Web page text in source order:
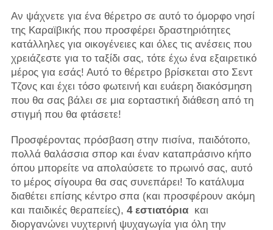
Αν ψάχνετε για ένα θέρετρο σε αυτό το όμορφο νησί
της Καραϊβικής που προσφέρει δραστηριότητες
κατάλληλες για οικογένειες και όλες τις ανέσεις που
χρειάζεστε για το ταξίδι σας, τότε έχω ένα εξαιρετικό
μέρος για εσάς! Αυτό το θέρετρο βρίσκεται στο Σεντ
Τζονς και έχει τόσο φωτεινή και ευάερη διακόσμηση
που θα σας βάλει σε μια εορταστική διάθεση από τη
στιγμή που θα φτάσετε!
Προσφέροντας πρόσβαση στην πισίνα, παιδότοπο,
πολλά θαλάσσια σπορ και έναν καταπράσινο κήπο
όπου μπορείτε να απολαύσετε το πρωινό σας, αυτό
το μέρος σίγουρα θα σας συνεπάρει! Το κατάλυμα
διαθέτει επίσης κέντρο σπα (και προσφέρουν ακόμη
και παιδικές θεραπείες), 4 εστιατόριακαι
διοργανώνει νυχτερινή ψυχαγωγία για όλη την